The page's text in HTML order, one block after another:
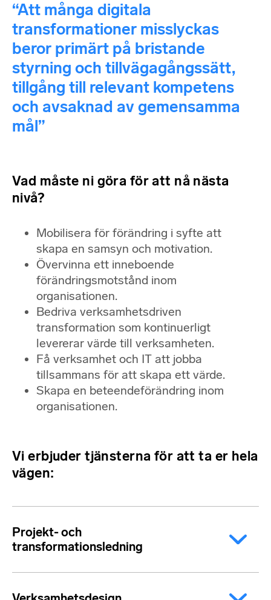
“Att många digitala
transformationer misslyckas
beror primärt på bristande
styrning och tillvägagångssätt,
tillgång till relevant kompetens
och avsaknad av gemensamma
mål”
Vad måste ni göra för att nå nästa
nivå?
Mobilisera för förändring i syfte att
skapa en samsyn och motivation.
Övervinna ett inneboende
förändringsmotstånd inom
organisationen.
Bedriva verksamhetsdriven
transformation som kontinuerligt
levererar värde till verksamheten.
Få verksamhet och IT att jobba
tillsammans för att skapa ett värde.
Skapa en beteendeförändring inom
organisationen.
Vi erbjuder tjänsterna för att ta er hela
vägen:
Projekt- och
transformationsledning
verksamhetstransformation. Design och